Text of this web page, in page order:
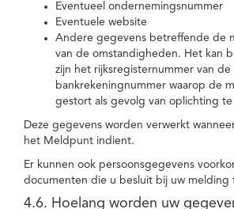
Eventueel ondernemingsnummer
Eventuele website
Andere gegevens betreffende de
van de omstandigheden. Het kan
zijn het rijksregisternummer van
bankrekeningnummer waarop de
gestort als gevolg van oplichting te
Deze gegevens worden verwerkt
het Meldpunt indient.
Er kunnen ook persoonsgegevens
documenten die u besluit bij uw melding
4.6. Hoelang worden uw